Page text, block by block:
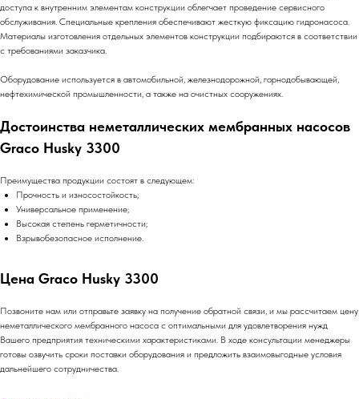
доступа к внутренним элементам конструкции облегчает проведение сервисного
обслуживания. Специальные крепления обеспечивают жесткую фиксацию гидронасоса.
Материалы изготовления отдельных элементов конструкции подбираются в соответствии
с требованиями заказчика.
Оборудование используется в автомобильной, железнодорожной, горнодобывающей,
нефтехимической промышленности, а также на очистных сооружениях.
Достоинства неметаллических мембранных насосов
Graco Husky 3300
Преимущества продукции состоят в следующем:
Прочность и износостойкость;
Универсальное применение;
Высокая степень герметичности;
Взрывобезопасное исполнение.
Цена Graco Husky 3300
Позвоните нам или отправьте заявку на получение обратной связи, и мы рассчитаем цену
неметаллического мембранного насоса с оптимальными для удовлетворения нужд
Вашего предприятия техническими характеристиками. В ходе консультации менеджеры
готовы озвучить сроки поставки оборудования и предложить взаимовыгодные условия
дальнейшего сотрудничества.